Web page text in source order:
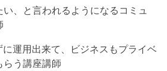
い、と言われるようになるコミュ
に運用出来て、ビジネスもプライベ
らう講座講師